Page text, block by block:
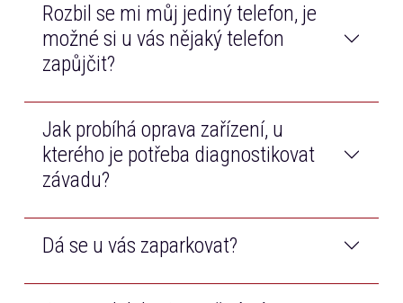
Opravujeme telefony a tablety všech značek na trhu.
Navíc také opravujeme Macbooky od značky Apple.
Rozbil se mi můj jediný telefon, je
možné si u vás nějaký telefon
zapůjčit?
Samozřejmě! Než bude Váš telefon opraven, bezplatně
Vám zapůjčíme jiný dotykový telefon.
Jak probíhá oprava zařízení, u
kterého je potřeba diagnostikovat
závadu?
Po příjmu zařízení technik diagnostikuje závadu, cenu
Pokud zařízení budeme opravovat, diagnostiku
Dá se u vás zaparkovat?